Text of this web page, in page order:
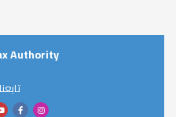
Authority